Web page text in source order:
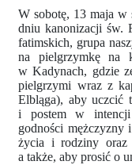
W sobotę, 13 maja w
dniu kanonizacji św.
fatimskich, grupa
na pielgrzymkę na
w Kadynach, gdzie
pielgrzymi wraz z
Elbląga), aby uczcić
i postem w intencji
godności mężczyzny
życia i rodziny oraz
a także, aby prosić o